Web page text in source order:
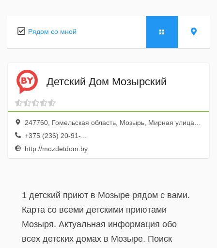
Рядом со мной
Детский Дом Мозырский
247760, Гомельская область, Мозырь, Мирная улица, 96
+375 (236) 20-91-...
http://mozdetdom.by
1 детский приют в Мозыре рядом с вами.
Карта со всеми детскими приютами
Мозыря. Актуальная информация обо
всех детских домах в Мозыре. Поиск